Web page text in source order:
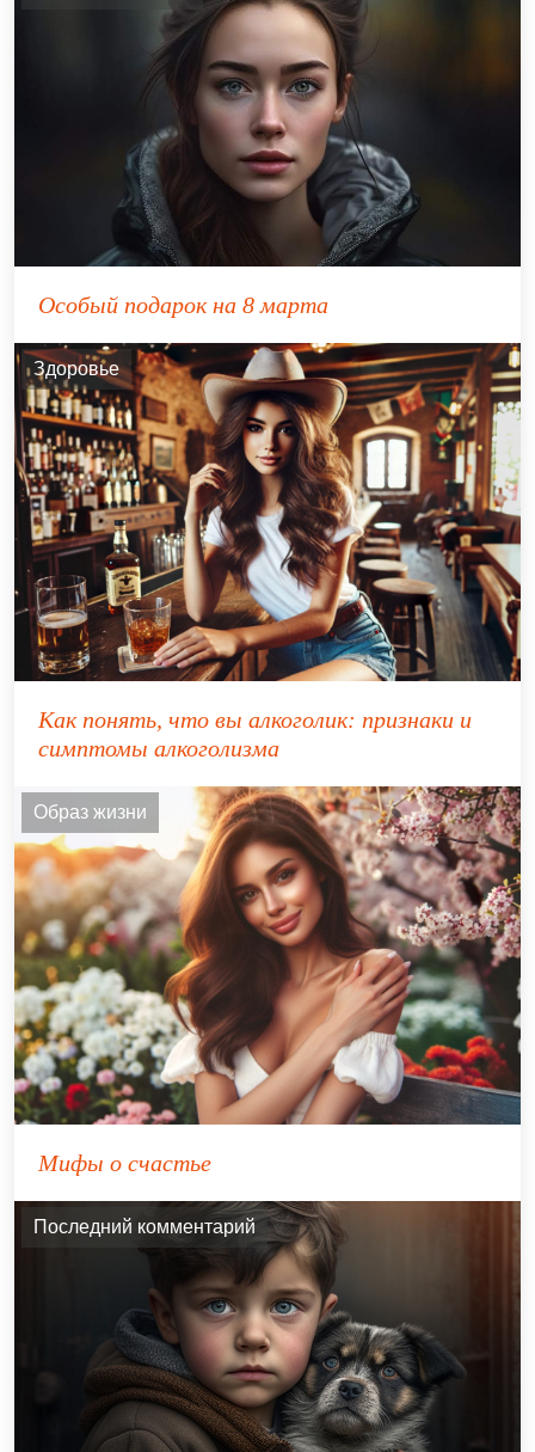
Особый подарок на 8 марта
Здоровье
Как понять, что вы алкоголик: признаки и
симптомы алкоголизма
Образ жизни
Мифы о счастье
Последний комментарий